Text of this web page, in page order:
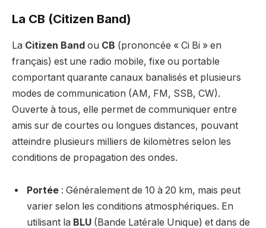
La CB (Citizen Band)
La Citizen Band ou CB (prononcée « Ci Bi » en
français) est une radio mobile, fixe ou portable
comportant quarante canaux banalisés et plusieurs
modes de communication (AM, FM, SSB, CW).
Ouverte à tous, elle permet de communiquer entre
amis sur de courtes ou longues distances, pouvant
atteindre plusieurs milliers de kilomètres selon les
conditions de propagation des ondes.
Portée : Généralement de 10 à 20 km, mais peut
varier selon les conditions atmosphériques. En
utilisant la BLU (Bande Latérale Unique) et dans de